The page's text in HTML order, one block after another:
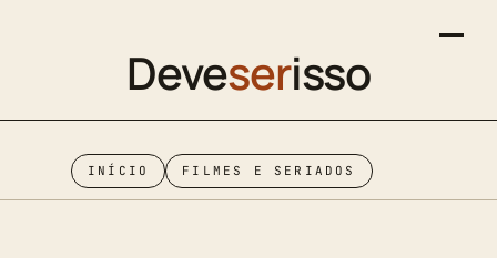
Deveserisso
INÍCIO FILMES E SERIADOS